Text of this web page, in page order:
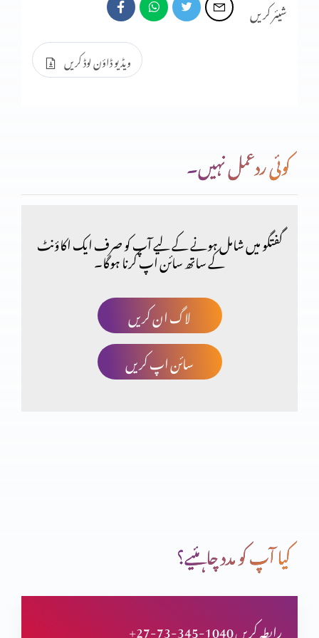
انسان کو استحکام کیوں نہیں؟
انسان کا اکیلا رہنا اچھا کیوں نہیں؟ (حصہ دوم)
400 سال خدا کی خاموشی
انسان کا اکیلا رہنا اچھا کیوں نہیں؟
نیک اور پاک لوگوں میں فرق ازروئے بائبل مقدس (حصہ 2)
الٰہی حکمت حکومت کے لیے ضروری کیوں ہے؟
شیئر کریں
ویڈیو ڈاؤن لوڈ کریں
کوئی ردعمل نہیں۔
گفتگو میں شامل ہونے کے لیے آپ کو صرف ایک اکاؤنٹ
کے ساتھ سائن اپ کرنا ہوگا۔
لاگ ان کریں
سائن اپ کریں
کیا آپ کو مدد چاہئیے؟
+27-73-345-1040 رابطہ کریں